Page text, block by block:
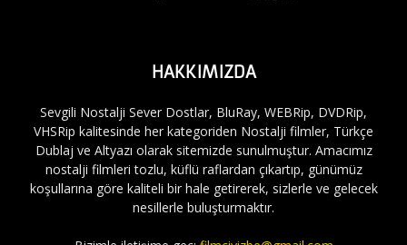
HAKKIMIZDA
Sevgili Nostalji Sever Dostlar, BluRay, WEBRip, DVDRip,
VHSRip kalitesinde her kategoriden Nostalji filmler, Türkçe
Dublaj ve Altyazı olarak sitemizde sunulmuştur. Amacımız
nostalji filmleri tozlu, küflü raflardan çıkartıp, günümüz
koşullarına göre kaliteli bir hale getirerek, sizlerle ve gelecek
nesillerle buluşturmaktır.